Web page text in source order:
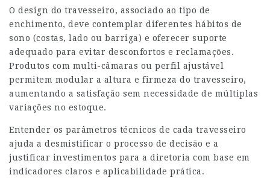
O design do travesseiro, associado ao tipo de
enchimento, deve contemplar diferentes hábitos de
sono (costas, lado ou barriga) e oferecer suporte
adequado para evitar desconfortos e reclamações.
Produtos com multi-câmaras ou perfil ajustável
permitem modular a altura e firmeza do travesseiro,
aumentando a satisfação sem necessidade de múltiplas
variações no estoque.
Entender os parâmetros técnicos de cada travesseiro
ajuda a desmistificar o processo de decisão e a
justificar investimentos para a diretoria com base em
indicadores claros e aplicabilidade prática.